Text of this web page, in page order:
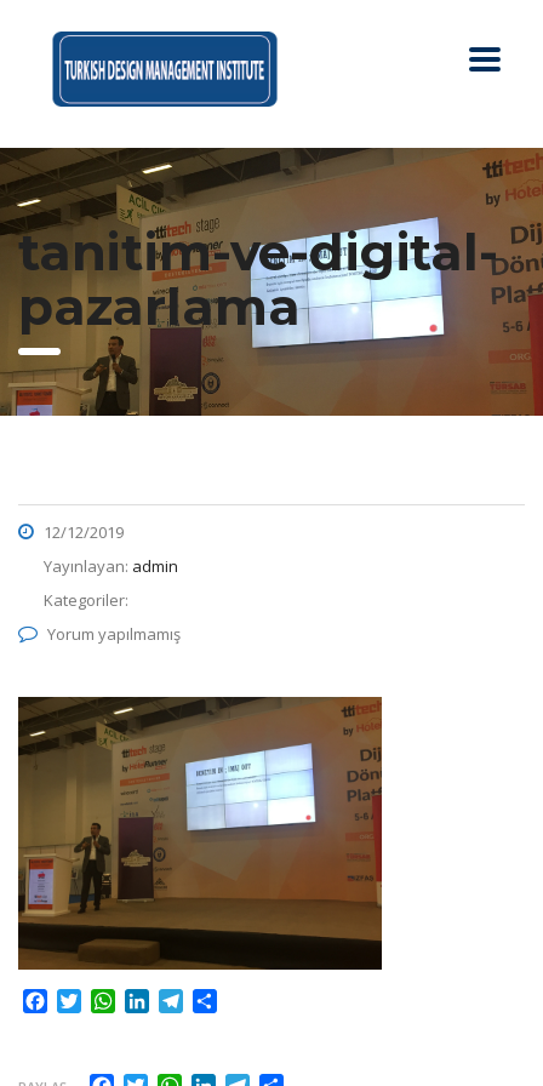
tanitim-ve-digital-
pazarlama
12/12/2019
Yayınlayan: admin
Kategoriler:
Yorum yapılmamış
Facebook
TwitterWhatsApp
LinkedInTelegram